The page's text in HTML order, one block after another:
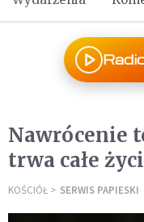
Nawrócenie
trwa całe
KOŚCIÓŁ SERWIS PAPIESKI